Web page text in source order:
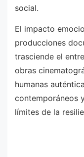
social.
El impacto
producciones
trasciende el
obras
humanas
contemporáneos
límites de la